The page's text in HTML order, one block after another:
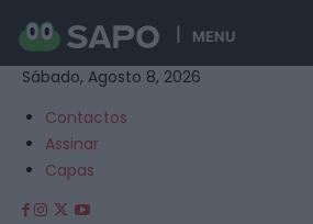
MENU
Sábado, Agosto 8, 2026
Contactos
Assinar
Capas